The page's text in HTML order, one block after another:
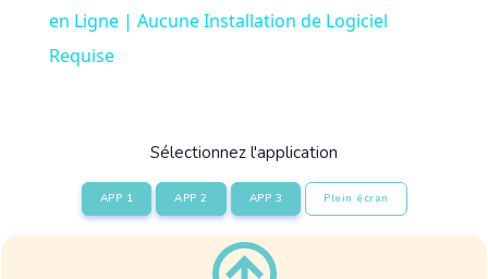
en Ligne | Aucune Installation de Logiciel
Requise
Sélectionnez l'application
APP 1 APP 2 APP 3 Plein écran